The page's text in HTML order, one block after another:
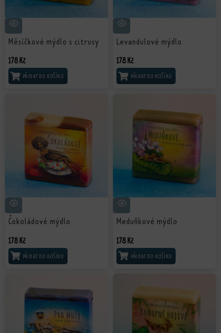
Měsíčkové mýdlo s citrusy
178Kč
PŘIDAT DO KOŠÍKU
Levandulové mýdlo
178Kč
PŘIDAT DO KOŠÍKU
Čokoládové mýdlo
178 Kč
PŘIDAT DO KOŠÍKU
Meduňkové mýdlo
178 Kč
PŘIDAT DO KOŠÍKU